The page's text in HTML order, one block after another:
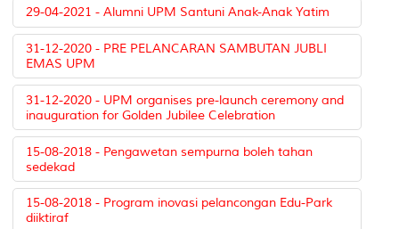
29-04-2021 - Alumni UPM Santuni Anak-Anak Yatim
31-12-2020 - PRE PELANCARAN SAMBUTAN JUBLI
EMAS UPM
31-12-2020 - UPM organises pre-launch ceremony and
inauguration for Golden Jubilee Celebration
15-08-2018 - Pengawetan sempurna boleh tahan
sedekad
15-08-2018 - Program inovasi pelancongan Edu-Park
diiktiraf